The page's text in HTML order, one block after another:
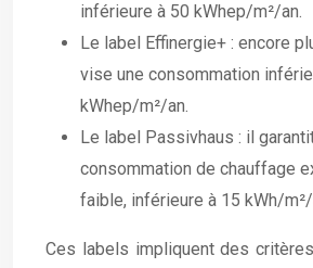
inférieure à 50 kWhep/m²/an.
Le label Effinergie+ : encore
vise une consommation
kWhep/m²/an.
Le label Passivhaus : il
consommation de chauffage
faible, inférieure à 15 kWh/m²/
Ces labels impliquent des